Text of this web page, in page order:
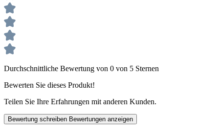
Durchschnittliche Bewertung von 0 von 5 Sternen
Bewerten Sie dieses Produkt!
Teilen Sie Ihre Erfahrungen mit anderen Kunden.
Bewertung schreiben Bewertungen anzeigen